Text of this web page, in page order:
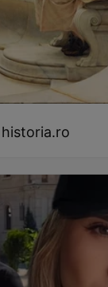
historia.ro